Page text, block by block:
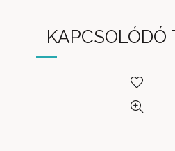
KAPCSOLÓDÓ